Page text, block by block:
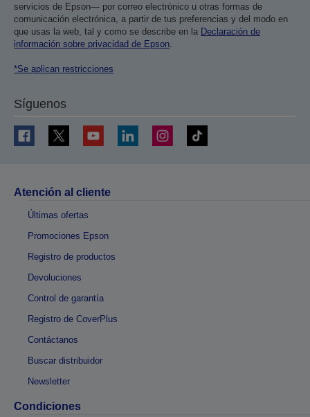
servicios de Epson— por correo electrónico u otras formas de
comunicación electrónica, a partir de tus preferencias y del modo en
que usas la web, tal y como se describe en la Declaración de
información sobre privacidad de Epson.
*Se aplican restricciones
Síguenos
Atención al cliente
Últimas ofertas
Promociones Epson
Registro de productos
Devoluciones
Control de garantía
Registro de CoverPlus
Contáctanos
Buscar distribuidor
Newsletter
Condiciones